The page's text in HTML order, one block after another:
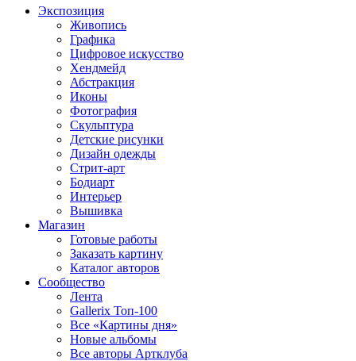
Экспозиция
Живопись
Графика
Цифровое искусство
Хендмейд
Абстракция
Иконы
Фотография
Скульптура
Детские рисунки
Дизайн одежды
Стрит-арт
Бодиарт
Интерьер
Вышивка
Магазин
Готовые работы
Заказать картину
Каталог авторов
Сообщество
Лента
Gallerix Топ-100
Все «Картины дня»
Новые альбомы
Все авторы Артклуба